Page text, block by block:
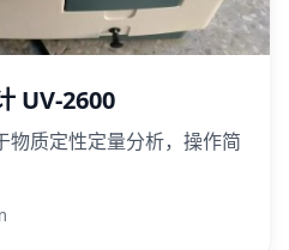
UV-2600
物质定性定量分析，操作简